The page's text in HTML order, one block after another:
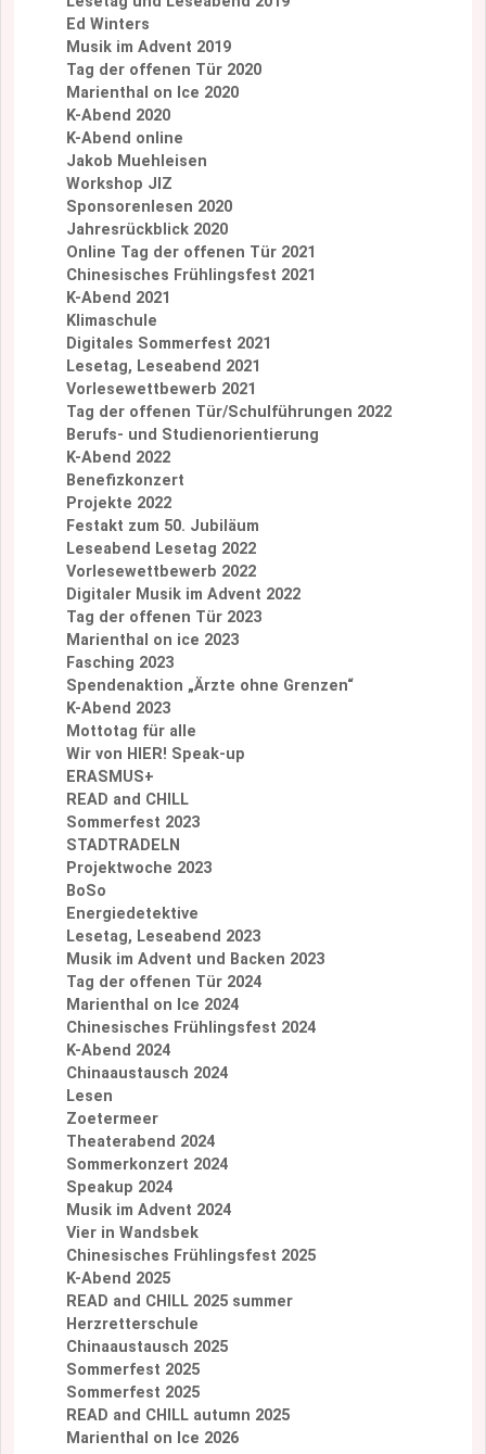
Ed Winters
Musik im Advent 2019
Tag der offenen Tür 2020
Marienthal on Ice 2020
K-Abend 2020
K-Abend online
Jakob Muehleisen
Workshop JIZ
Sponsorenlesen 2020
Jahresrückblick 2020
Online Tag der offenen Tür 2021
Chinesisches Frühlingsfest 2021
K-Abend 2021
Klimaschule
Digitales Sommerfest 2021
Lesetag, Leseabend 2021
Vorlesewettbewerb 2021
Tag der offenen Tür/Schulführungen 2022
Berufs- und Studienorientierung
K-Abend 2022
Benefizkonzert
Projekte 2022
Festakt zum 50. Jubiläum
Leseabend Lesetag 2022
Vorlesewettbewerb 2022
Digitaler Musik im Advent 2022
Tag der offenen Tür 2023
Marienthal on ice 2023
Fasching 2023
Spendenaktion „Ärzte ohne Grenzen“
K-Abend 2023
Mottotag für alle
Wir von HIER! Speak-up
ERASMUS+
READ and CHILL
Sommerfest 2023
STADTRADELN
Projektwoche 2023
BoSo
Energiedetektive
Lesetag, Leseabend 2023
Musik im Advent und Backen 2023
Tag der offenen Tür 2024
Marienthal on Ice 2024
Chinesisches Frühlingsfest 2024
K-Abend 2024
Chinaaustausch 2024
Lesen
Zoetermeer
Theaterabend 2024
Sommerkonzert 2024
Speakup 2024
Musik im Advent 2024
Vier in Wandsbek
Chinesisches Frühlingsfest 2025
K-Abend 2025
READ and CHILL 2025 summer
Herzretterschule
Chinaaustausch 2025
Sommerfest 2025
Sommerfest 2025
READ and CHILL autumn 2025
Marienthal on Ice 2026